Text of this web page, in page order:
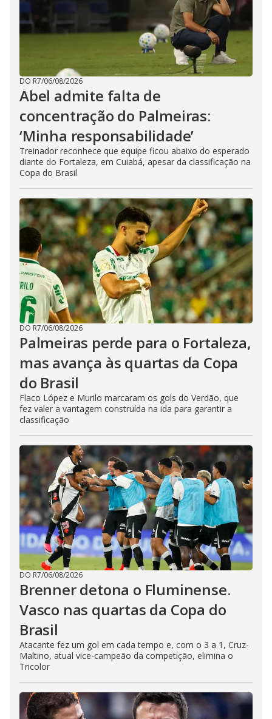
DO R7/06/08/2026
Abel admite falta de
concentração do Palmeiras:
‘Minha responsabilidade’
Treinador reconhece que equipe ficou abaixo do esperado
diante do Fortaleza, em Cuiabá, apesar da classificação na
Copa do Brasil
DO R7/06/08/2026
Palmeiras perde para o Fortaleza,
mas avança às quartas da Copa
do Brasil
Flaco López e Murilo marcaram os gols do Verdão, que
fez valer a vantagem construída na ida para garantir a
classificação
DO R7/06/08/2026
Brenner detona o Fluminense.
Vasco nas quartas da Copa do
Brasil
Atacante fez um gol em cada tempo e, com o 3 a 1, Cruz-
Maltino, atual vice-campeão da competição, elimina o
Tricolor